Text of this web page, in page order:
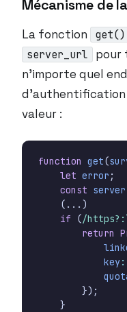
Mécanisme de
La fonction get()
server_url
pour
n’importe quel
valeur :
function get(
let error ;
const server
(...)
if
(/
return
key:
});
}